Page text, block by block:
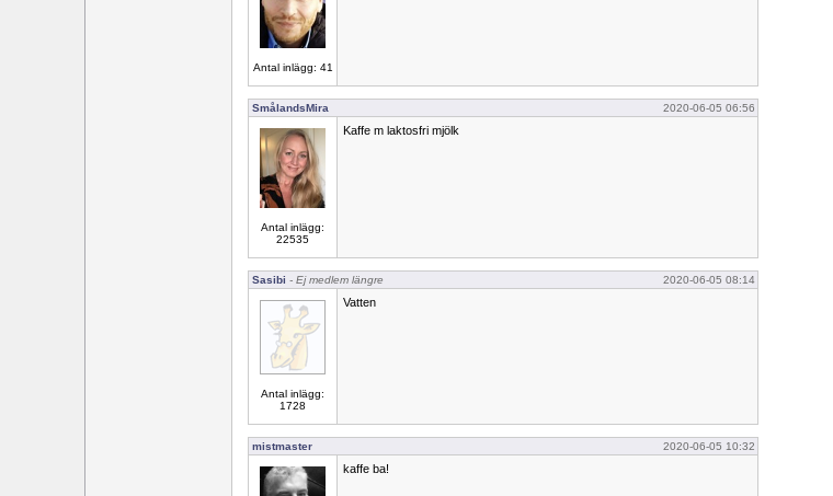
Antal inlägg: 41
SmålandsMira 2020-06-05 06:56
Antal inlägg:
22535
Kaffe m laktosfri mjölk
Sasibi - Ej medlem längre 2020-06-05 08:14
Antal inlägg:
1728
Vatten
mistmaster 2020-06-05 10:32
kaffe ba!